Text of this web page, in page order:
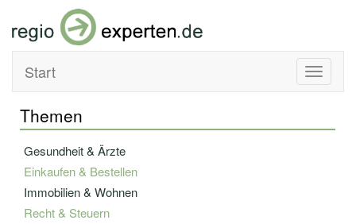
Toggle
Start
Themen
Gesundheit & Ärzte
Einkaufen & Bestellen
Immobilien & Wohnen
Recht & Steuern